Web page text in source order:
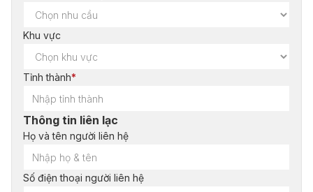
Khu vực
Tỉnh thành*
Thông tin liên lạc
Họ và tên người liên hệ
Số điện thoại người liên hệ